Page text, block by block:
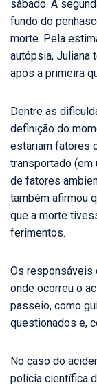
sábado. A
fundo do
morte. Pela
autópsia, Juliana
após a primeira
Dentre as
definição do
estariam fatores
transportado (em
de fatores
também afirmou
que a morte
ferimentos.
Os responsáveis
onde ocorreu o
passeio, como
questionados e,
No caso do
polícia científica